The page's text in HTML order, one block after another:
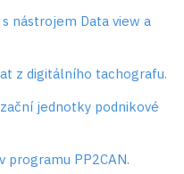
nástrojem Data view a
z digitálního tachografu.
jednotky podnikové
programu PP2CAN.